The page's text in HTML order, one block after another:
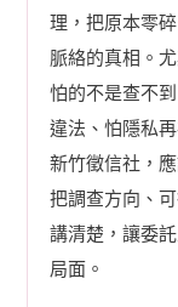
理，把原本零
脈絡的真相。
怕的不是查不
違法、怕隱私
新竹徵信社，
把調查方向、
講清楚，讓委
局面。